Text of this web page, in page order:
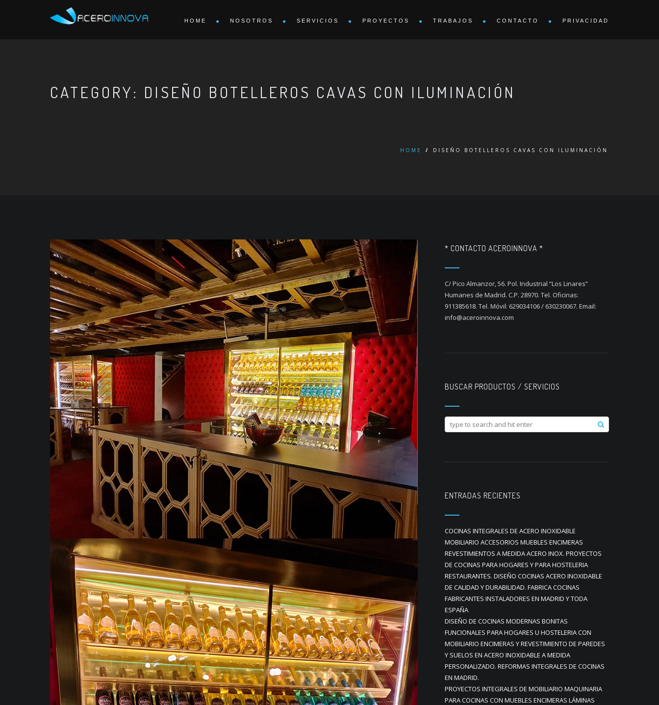
HOME NOSOTROS SERVICIOS PROYECTOS TRABAJOS CONTACTO PRIVACIDAD
CATEGORY: DISEÑO BOTELLEROS CAVAS CON ILUMINACIÓN
HOME / DISEÑO BOTELLEROS CAVAS CON ILUMINACIÓN
* CONTACTO ACEROINNOVA *
C/ Pico Almanzor, 56. Pol. Industrial “Los Linares”
Humanes de Madrid. C.P. 28970. Tel. Oficinas:
911385618. Tel. Móvil: 629034106 / 630230067. Email:
info@aceroinnova.com
BUSCAR PRODUCTOS / SERVICIOS
ENTRADAS RECIENTES
COCINAS INTEGRALES DE ACERO INOXIDABLE
MOBILIARIO ACCESORIOS MUEBLES ENCIMERAS
REVESTIMIENTOS A MEDIDA ACERO INOX. PROYECTOS
DE COCINAS PARA HOGARES Y PARA HOSTELERIA
RESTAURANTES. DISEÑO COCINAS ACERO INOXIDABLE
DE CALIDAD Y DURABILIDAD. FABRICA COCINAS
FABRICANTES INSTALADORES EN MADRID Y TODA
ESPAÑA
DISEÑO DE COCINAS MODERNAS BONITAS
FUNCIONALES PARA HOGARES U HOSTELERIA CON
MOBILIARIO ENCIMERAS Y REVESTIMIENTO DE PAREDES
Y SUELOS EN ACERO INOXIDABLE A MEDIDA
PERSONALIZADO. REFORMAS INTEGRALES DE COCINAS
EN MADRID.
PROYECTOS INTEGRALES DE MOBILIARIO MAQUINARIA
PARA COCINAS CON MUEBLES ENCIMERAS LÁMINAS